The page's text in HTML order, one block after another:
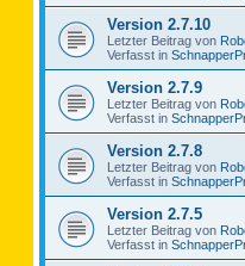
Version 2.7.10
Letzter Beitrag von
Verfasst in
Version 2.7.9
Letzter Beitrag von
Verfasst in
Version 2.7.8
Letzter Beitrag von
Verfasst in
Version 2.7.5
Letzter Beitrag von
Verfasst in